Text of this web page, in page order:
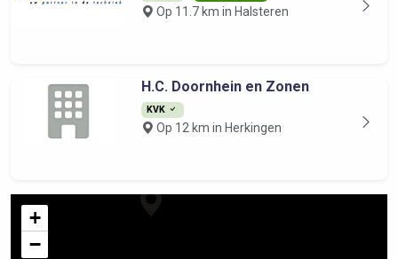
Op 11.7 km in Halsteren
H.C. Doornhein en Zonen
KVK
Op 12 km in Herkingen
+
−